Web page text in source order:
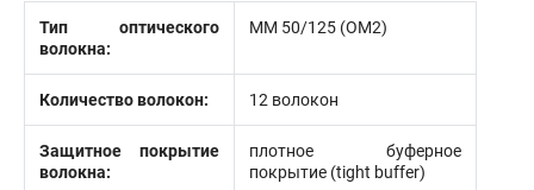
Тип оптического
волокна:
MM 50/125 (ОМ2)
Количество волокон: 12 волокон
Защитное покрытие
волокна:
плотное буферное
покрытие (tight buffer)